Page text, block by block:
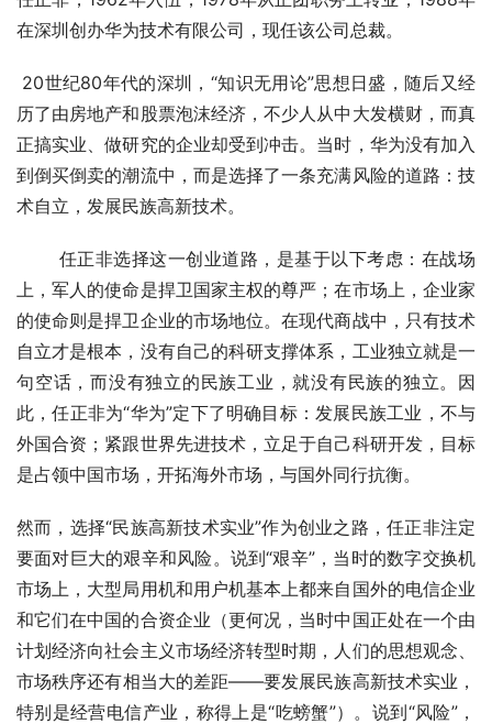
在深圳创办华为技术有限公司，现任该公司总裁。
20世纪80年代的深圳，“知识无用论”思想日盛，随后又经
历了由房地产和股票泡沫经济，不少人从中大发横财，而真
正搞实业、做研究的企业却受到冲击。当时，华为没有加入
到倒买倒卖的潮流中，而是选择了一条充满风险的道路：技
术自立，发展民族高新技术。
任正非选择这一创业道路，是基于以下考虑：在战场
上，军人的使命是捍卫国家主权的尊严；在市场上，企业家
的使命则是捍卫企业的市场地位。在现代商战中，只有技术
自立才是根本，没有自己的科研支撑体系，工业独立就是一
句空话，而没有独立的民族工业，就没有民族的独立。因
此，任正非为“华为”定下了明确目标：发展民族工业，不与
外国合资；紧跟世界先进技术，立足于自己科研开发，目标
是占领中国市场，开拓海外市场，与国外同行抗衡。
然而，选择“民族高新技术实业”作为创业之路，任正非注定
要面对巨大的艰辛和风险。说到“艰辛”，当时的数字交换机
市场上，大型局用机和用户机基本上都来自国外的电信企业
和它们在中国的合资企业（更何况，当时中国正处在一个由
计划经济向社会主义市场经济转型时期，人们的思想观念、
市场秩序还有相当大的差距——要发展民族高新技术实业，
特别是经营电信产业，称得上是“吃螃蟹”）。说到“风险”，